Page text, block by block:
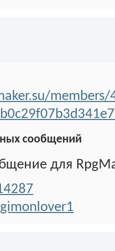
members/
сообщений
для